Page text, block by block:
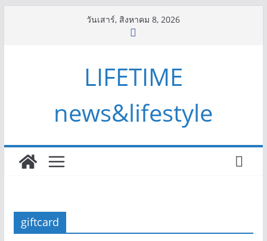
วันเสาร์, สิงหาคม 8, 2026
LIFETIME
news&lifestyle
giftcard